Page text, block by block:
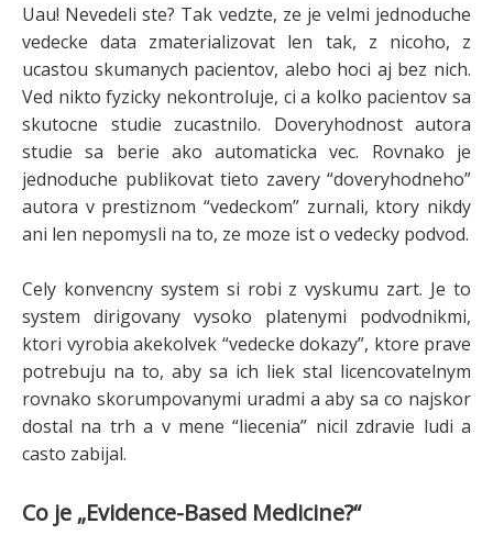
Uau! Nevedeli ste? Tak vedzte, ze je velmi jednoduche
vedecke data zmaterializovat len tak, z nicoho, z
ucastou skumanych pacientov, alebo hoci aj bez nich.
Ved nikto fyzicky nekontroluje, ci a kolko pacientov sa
skutocne studie zucastnilo. Doveryhodnost autora
studie sa berie ako automaticka vec. Rovnako je
jednoduche publikovat tieto zavery “doveryhodneho”
autora v prestiznom “vedeckom” zurnali, ktory nikdy
ani len nepomysli na to, ze moze ist o vedecky podvod.
Cely konvencny system si robi z vyskumu zart. Je to
system dirigovany vysoko platenymi podvodnikmi,
ktori vyrobia akekolvek “vedecke dokazy”, ktore prave
potrebuju na to, aby sa ich liek stal licencovatelnym
rovnako skorumpovanymi uradmi a aby sa co najskor
dostal na trh a v mene “liecenia” nicil zdravie ludi a
casto zabijal.
Co je „Evidence-Based Medicine?“